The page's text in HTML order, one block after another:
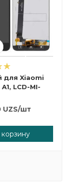
для Xiaomi
LCD-MI-
UZS/шт